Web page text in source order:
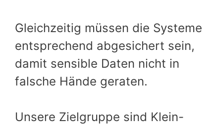
Gleichzeitig müssen die Systeme
entsprechend abgesichert sein,
damit sensible Daten nicht in
falsche Hände geraten.
Unsere Zielgruppe sind Klein-